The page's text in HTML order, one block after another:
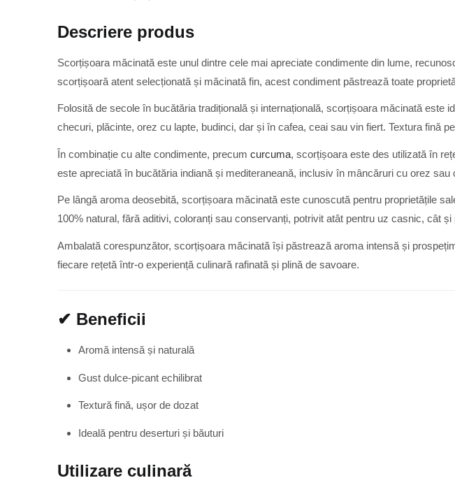
Descriere produs
Scorțișoara măcinată este unul dintre cele mai apreciate condimente din lume,
scorțișoară atent selecționată și măcinată fin, acest condiment păstrează toate
Folosită de secole în bucătăria tradițională și internațională, scorțișoara măcinată este
checuri, plăcinte, orez cu lapte, budinci, dar și în cafea, ceai sau vin fiert. Textura fină
În combinație cu alte condimente, precum curcuma, scorțișoara este des utilizată în
este apreciată în bucătăria indiană și mediteraneană, inclusiv în mâncăruri cu orez sau
Pe lângă aroma deosebită, scorțișoara măcinată este cunoscută pentru proprietățile
100% natural, fără aditivi, coloranți sau conservanți, potrivit atât pentru uz casnic, cât
Ambalată corespunzător, scorțișoara măcinată își păstrează aroma intensă și
fiecare rețetă într-o experiență culinară rafinată și plină de savoare.
✔ Beneficii
Aromă intensă și naturală
Gust dulce-picant echilibrat
Textură fină, ușor de dozat
Ideală pentru deserturi și băuturi
Utilizare culinară